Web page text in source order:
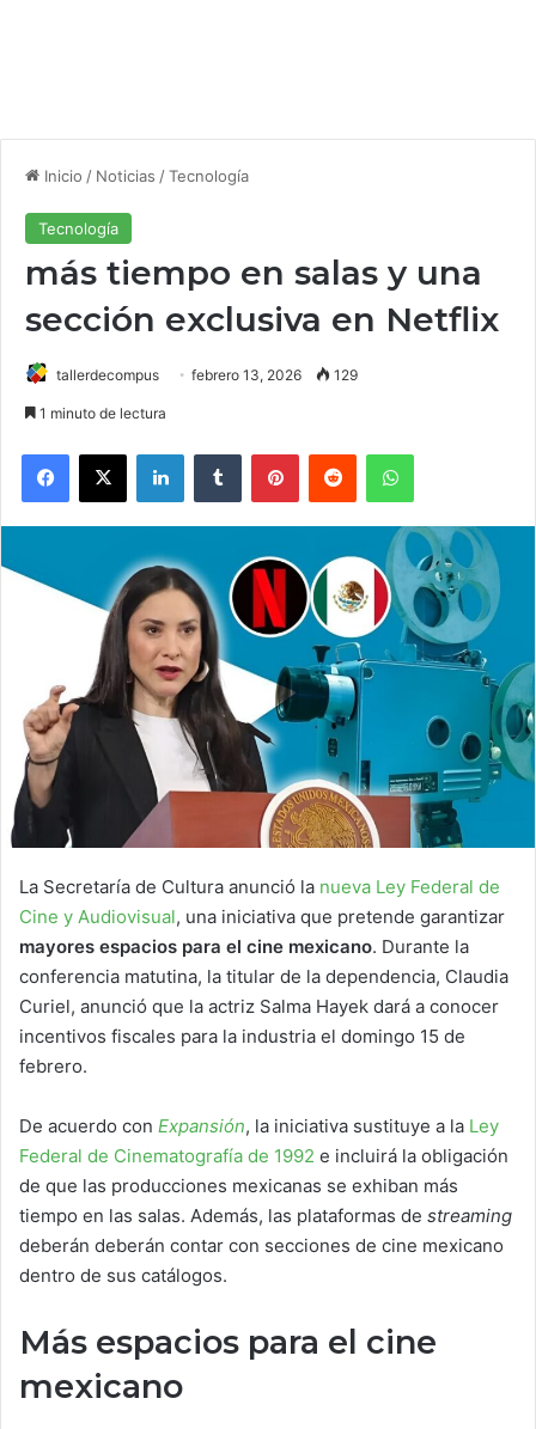
Inicio / Noticias /Tecnología
Tecnología
más tiempo en salas y una
sección exclusiva en Netflix
tallerdecompus febrero 13, 2026 129
1 minuto de lectura
La Secretaría de Cultura anunció la nueva Ley Federal de
Cine y Audiovisual, una iniciativa que pretende garantizar
mayores espacios para el cine mexicano. Durante la
conferencia matutina, la titular de la dependencia, Claudia
Curiel, anunció que la actriz Salma Hayek dará a conocer
incentivos fiscales para la industria el domingo 15 de
febrero.
De acuerdo con Expansión, la iniciativa sustituye a la Ley
Federal de Cinematografía de 1992 e incluirá la obligación
de que las producciones mexicanas se exhiban más
tiempo en las salas. Además, las plataformas de streaming
deberán deberán contar con secciones de cine mexicano
dentro de sus catálogos.
Más espacios para el cine
mexicano